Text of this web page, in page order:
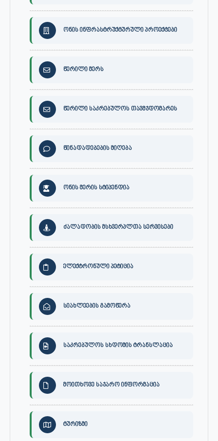
ონის ინფრასტრუქტურული პროექტები
წერილი მერს
წერილი საკრებულოს თავმჯდომარეს
წინადადებების მიღება
ონის მერის სტიპენდია
ძალადობის მსხვერპლთა სერვისები
ელექტრონული პეტიცია
სიახლეების გამოწერა
საკრებულოს სხდომის ტრანსლაცია
მოითხოვე საჯარო ინფორმაცია
ტურიზმი